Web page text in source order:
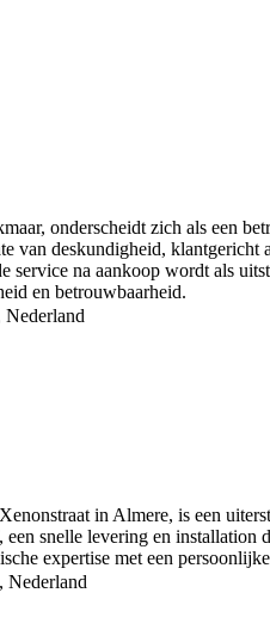
onderscheidt zich als een
van deskundigheid,
service na aankoop wordt als
en betrouwbaarheid.
in Almere, is een
een snelle levering en
expertise met een
Nederland